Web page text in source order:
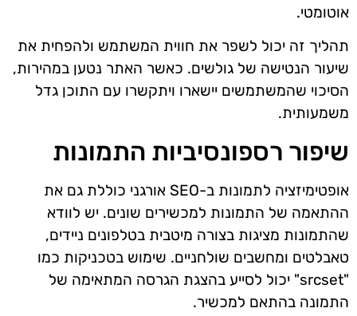
אוטומטי.
תהליך זה יכול לשפר את חווית המשתמש ולהפחית את
שיעור הנטישה של גולשים. כאשר האתר נטען במהירות,
הסיכוי שהמשתמשים יישארו ויתקשרו עם התוכן גדל
משמעותית.
שיפור רספונסיביות התמונות
אופטימיזציה לתמונות ב-SEO אורגני כוללת גם את
ההתאמה של התמונות למכשירים שונים. יש לוודא
שהתמונות מציגות בצורה מיטבית בטלפונים ניידים,
טאבלטים ומחשבים שולחניים. שימוש בטכניקות כמו
"srcset" יכול לסייע בהצגת הגרסה המתאימה של
התמונה בהתאם למכשיר.